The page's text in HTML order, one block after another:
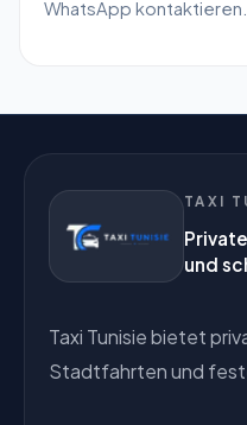
WhatsApp kontaktieren.
TAXI
und
Taxi Tunisie bietet
Stadtfahrten und